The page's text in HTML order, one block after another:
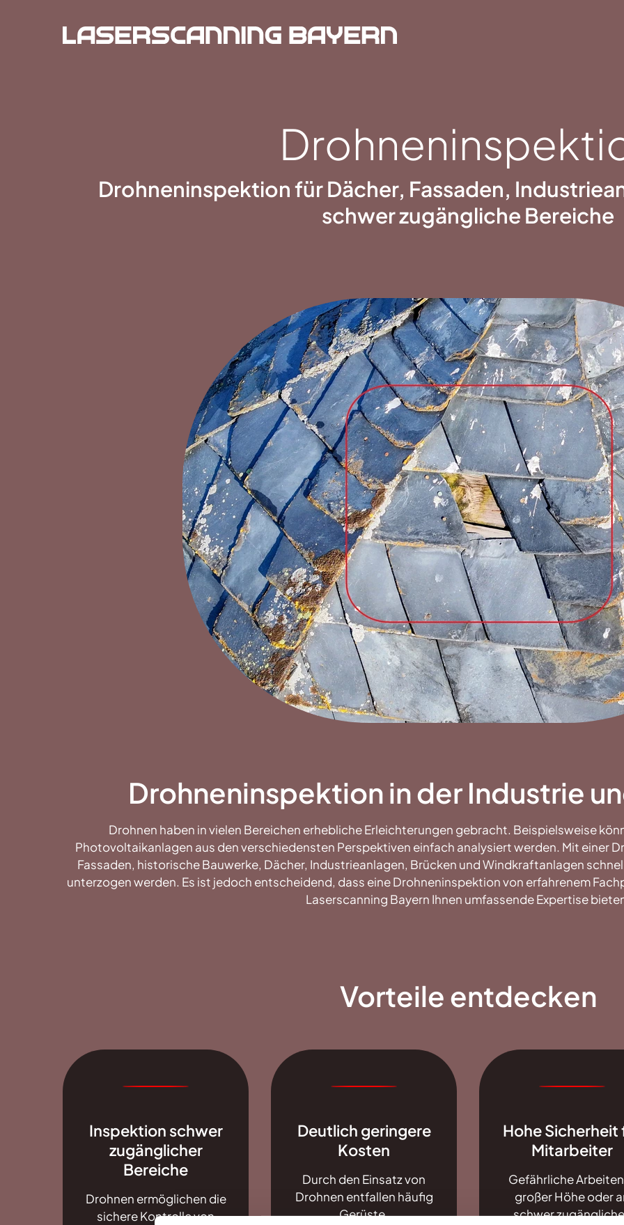
Drohneninspektion für Dächer, Fassaden,
schwer zugängliche Bereiche
Drohneninspektion in der Industrie
Drohnen haben in vielen Bereichen erhebliche Erleichterungen gebracht. Beispielsweise
Photovoltaikanlagen aus den verschiedensten Perspektiven einfach analysiert werden. Mit einer
Fassaden, historische Bauwerke, Dächer, Industrieanlagen, Brücken und Windkraftanlagen
unterzogen werden. Es ist jedoch entscheidend, dass eine Drohneninspektion von erfahrenem
Laserscanning Bayern Ihnen umfassende Expertise
Vorteile entdecken
Inspektion schwer
zugänglicher
Bereiche
Drohnen ermöglichen die
sichere Kontrolle von
Deutlich geringere
Kosten
Durch den Einsatz von
Drohnen entfallen häufig
Gerüste,
Hohe Sicherheit
Mitarbeiter
Gefährliche
großer Höhe oder
schwer